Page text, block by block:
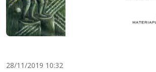
28/11/2019 10:32